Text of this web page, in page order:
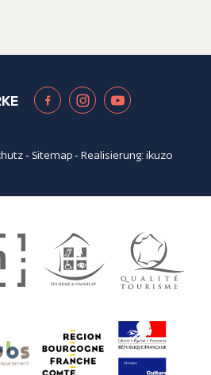
- Sitemap- Realisierung:ikuzo